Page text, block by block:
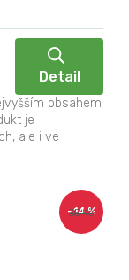
Detail
obsahem
je
ale i ve
35 Kč
–14 %